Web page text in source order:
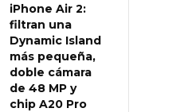
iPhone Air 2:
filtran una
Dynamic Island
más pequeña,
doble cámara
de 48 MP y
chip A20 Pro